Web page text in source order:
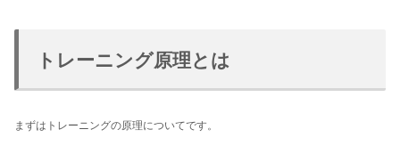
トレーニング原理とは
まずはトレーニングの原理についてです。